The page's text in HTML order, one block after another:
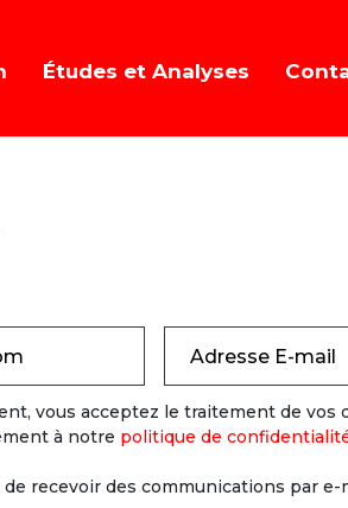
Études et Analyses
Adresse E-mail
vous acceptez le traitement de vos
à notre politique de
de recevoir des communications par e-